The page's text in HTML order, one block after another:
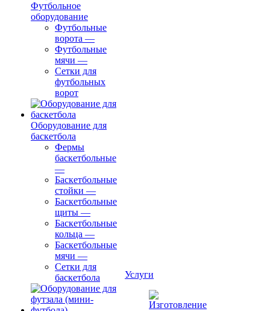
Футбольное
оборудование
Футбольные
ворота —
Футбольные
мячи —
Сетки для
футбольных
ворот
Оборудование для
баскетбола
Фермы
баскетбольные
—
Баскетбольные
стойки —
Баскетбольные
щиты —
Баскетбольные
кольца —
Баскетбольные
мячи —
Сетки для
баскетбола
Услуги